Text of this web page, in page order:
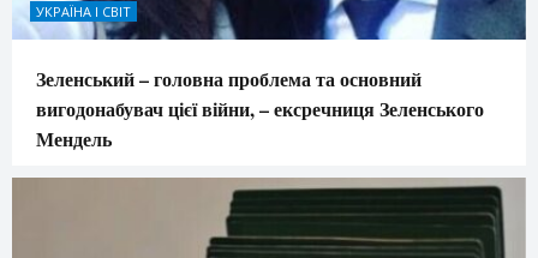
УКРАЇНА І СВІТ
Зеленський – головна проблема та основний
вигодонабувач цієї війни, – ексречниця Зеленського
Мендель